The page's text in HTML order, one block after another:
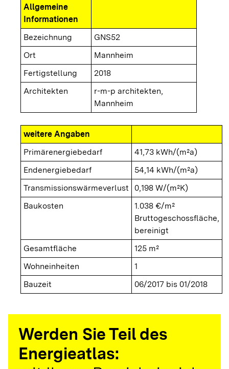
Allgemeine
Informationen
Bezeichnung
GNS52
Ort
Mannheim
Fertigstellung
2018
Architekten
r-m-p architekten,
Mannheim
weitere Angaben
Primärenergiebedarf
41,73 kWh/(m²a)
Endenergiebedarf
54,14 kWh/(m²a)
Transmissionswärmeverlust
0,198 W/(m²K)
Baukosten
1.038 €/m²
Bruttogeschossfläche,
bereinigt
Gesamtfläche
125 m²
Wohneinheiten
1
Bauzeit
06/2017 bis 01/2018
Werden Sie Teil des
Energieatlas: